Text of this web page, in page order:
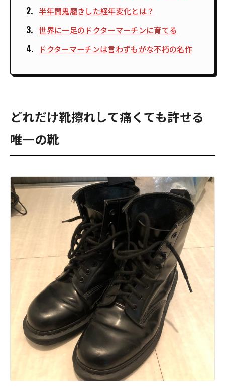
半年間鬼履きした経年変化とは？
世界に一足のドクターマーチンに育てる
ドクターマーチンは言わずもがな不朽の名作
どれだけ靴擦れして痛くても許せる
唯一の靴